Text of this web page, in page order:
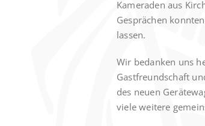
Kameraden aus
Gesprächen
lassen.
Wir bedanken uns
Gastfreundschaft
des neuen
viele weitere